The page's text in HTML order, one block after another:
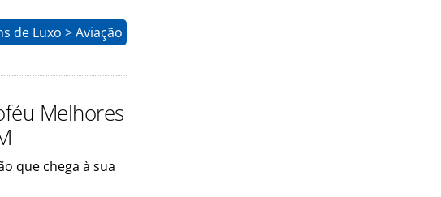
de Luxo > Aviação
Melhores
que chega à sua